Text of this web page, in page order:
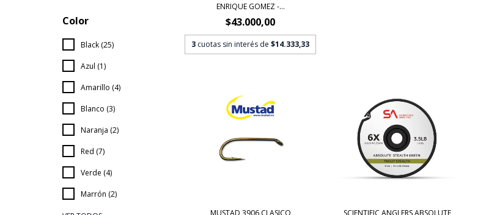
Color
Black (25)
Azul (1)
Amarillo (4)
Blanco (3)
Naranja (2)
Red (7)
Verde (4)
Marrón (2)
ENRIQUE GOMEZ -...
$43.000,00
3 cuotas sin interés de$14.333,33
MUSTAD 3906 CLASICO
SCIENTIFIC ANGLERS ABSOLUTE